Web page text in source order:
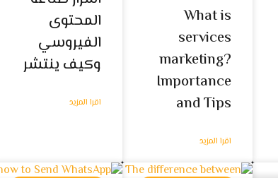
What is
services
marketing?
Importance
and Tips
اقرا المزيد
المحتوى
الفيروسي
وكيف ينتشر
اقرا المزيد